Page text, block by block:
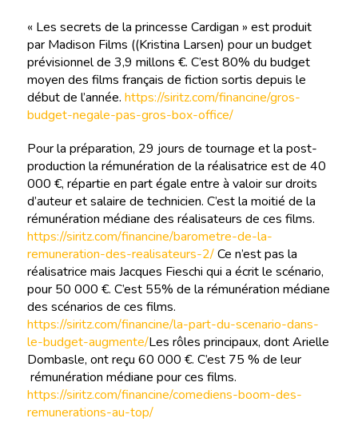
« Les secrets de la princesse Cardigan » est produit
par Madison Films ((Kristina Larsen) pour un budget
prévisionnel de 3,9 millons €. C’est 80% du budget
moyen des films français de fiction sortis depuis le
début de l’année. https://siritz.com/financine/gros-
budget-negale-pas-gros-box-office/
Pour la préparation, 29 jours de tournage et la post-
production la rémunération de la réalisatrice est de 40
000 €, répartie en part égale entre à valoir sur droits
d’auteur et salaire de technicien. C’est la moitié de la
rémunération médiane des réalisateurs de ces films.
https://siritz.com/financine/barometre-de-la-
remuneration-des-realisateurs-2/Ce n’est pas la
réalisatrice mais Jacques Fieschi qui a écrit le scénario,
pour 50 000 €. C’est 55% de la rémunération médiane
des scénarios de ces films.
https://siritz.com/financine/la-part-du-scenario-dans-
le-budget-augmente/Les rôles principaux, dont Arielle
Dombasle, ont reçu 60 000 €. C’est 75 % de leur
rémunération médiane pour ces films.
https://siritz.com/financine/comediens-boom-des-
remunerations-au-top/